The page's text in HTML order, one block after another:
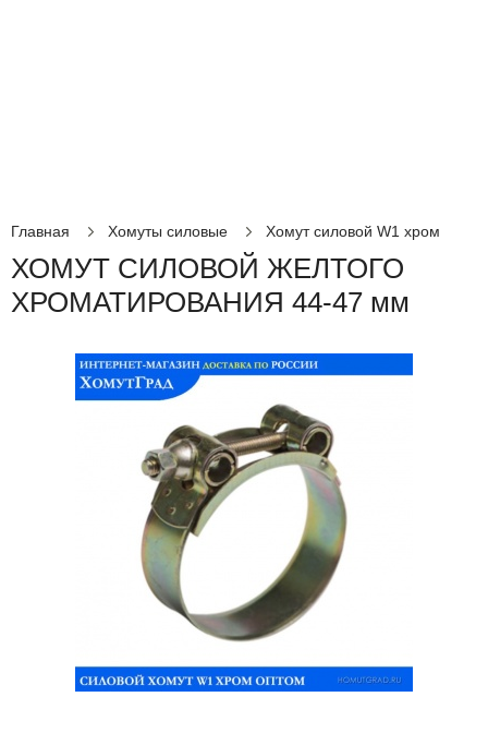
Главная Хомуты силовые Хомут силовой W1 хром
ХОМУТ СИЛОВОЙ ЖЕЛТОГО
ХРОМАТИРОВАНИЯ 44-47 мм